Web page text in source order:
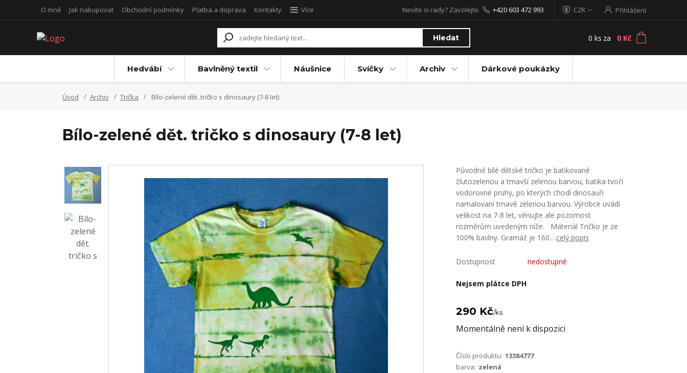
O mně Jak nakupovat Obchodní podmínky Platba a doprava Kontakty Více CZK Přihlášení
Hledat
Nevíte si rady? Zavolejte. +420 603 472 993
0 ks za 0 Kč
Hedvábí Bavlněný textil Náušnice Svíčky Archiv Dárkové poukázky
Úvod Archiv Trička Bílo-zelené dět. tričko s dinosaury (7-8 let)
Bílo-zelené dět. tričko s dinosaury (7-8 let)
Původně bílé dětské tričko je batikované
žlutozelenou a tmavší zelenou barvou, batika tvoří
vodorovné pruhy, po kterých chodí dinosauři
namalovaní tmavě zelenou barvou. Výrobce uvádí
velikost na 7-8 let, věnujte ale pozornost
rozměrům uvedeným níže. Materiál Tričko je ze
100% bavlny. Gramáž je 160... celý popis
Dostupnost nedostupné
Nejsem plátce DPH
290 Kč/ks
Momentálně není k dispozici
Číslo produktu: 13384777
barva: zelená